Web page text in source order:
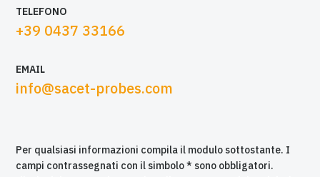
TELEFONO
+39 0437 33166
EMAIL
info@sacet-probes.com
Per qualsiasi informazioni compila il modulo sottostante. I
campi contrassegnati con il simbolo * sono obbligatori.